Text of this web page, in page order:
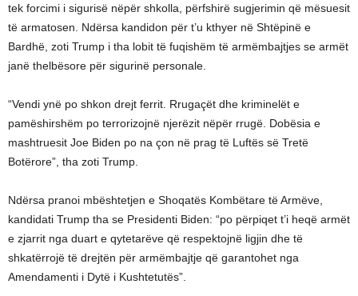
tek forcimi i sigurisë nëpër shkolla, përfshirë sugjerimin që mësuesit
të armatosen. Ndërsa kandidon për t’u kthyer në Shtëpinë e
Bardhë, zoti Trump i tha lobit të fuqishëm të armëmbajtjes se armët
janë thelbësore për sigurinë personale.
“Vendi ynë po shkon drejt ferrit. Rrugaçët dhe kriminelët e
pamëshirshëm po terrorizojnë njerëzit nëpër rrugë. Dobësia e
mashtruesit Joe Biden po na çon në prag të Luftës së Tretë
Botërore”, tha zoti Trump.
Ndërsa pranoi mbështetjen e Shoqatës Kombëtare të Armëve,
kandidati Trump tha se Presidenti Biden: “po përpiqet t’i heqë armët
e zjarrit nga duart e qytetarëve që respektojnë ligjin dhe të
shkatërrojë të drejtën për armëmbajtje që garantohet nga
Amendamenti i Dytë i Kushtetutës”.